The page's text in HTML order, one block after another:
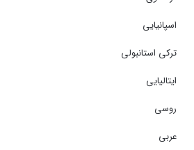
اسپانیایی
ترکی استانبولی
ایتالیایی
روسی
عربی